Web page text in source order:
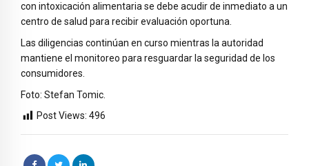
con intoxicación alimentaria se debe acudir de inmediato a un
centro de salud para recibir evaluación oportuna.
Las diligencias continúan en curso mientras la autoridad
mantiene el monitoreo para resguardar la seguridad de los
consumidores.
Foto: Stefan Tomic.
Post Views: 496